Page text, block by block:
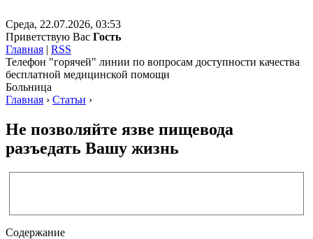
Среда, 22.07.2026, 03:53
Приветствую Вас Гость
Главная | RSS
Телефон "горячей" линии по вопросам доступности качества
бесплатной медицинской помощи
Больница
Главная › Статьи ›
Не позволяйте язве пищевода
разъедать Вашу жизнь
Содержание